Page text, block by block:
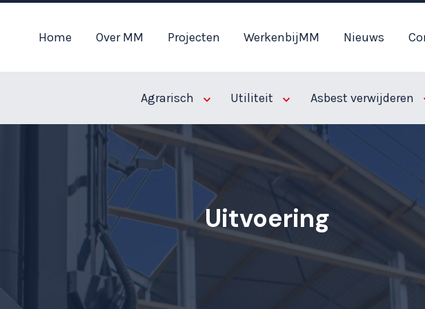
Home Over MM Projecten WerkenbijMM Nieuws
Agrarisch Utiliteit Asbest verwijderen
Uitvoering